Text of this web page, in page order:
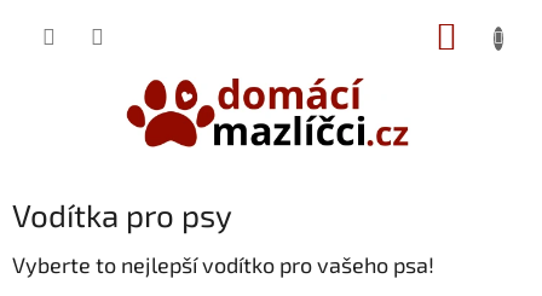
Vodítka pro psy
Vyberte to nejlepší vodítko pro vašeho psa!